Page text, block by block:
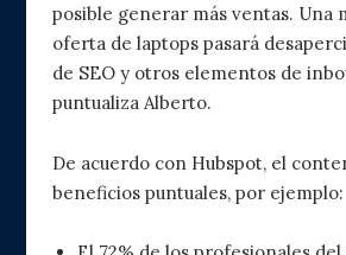
posible generar más ventas. Una
oferta de laptops pasará
de SEO y otros elementos de
puntualiza Alberto.
De acuerdo con Hubspot, el
beneficios puntuales, por ejemplo: